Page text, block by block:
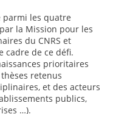
parmi les quatre
la Mission pour les
du CNRS et
cadre de ce défi.
prioritaires
retenus
et des acteurs
publics,
…).